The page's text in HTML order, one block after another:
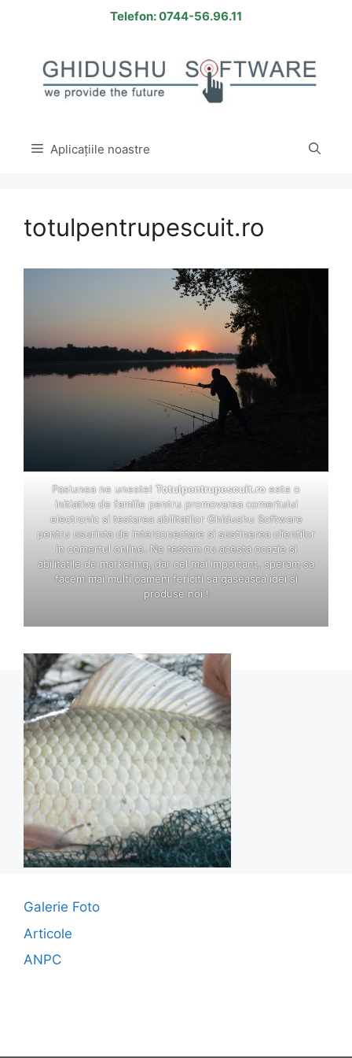
Telefon: 0744-56.96.11
Aplicațiile noastre
totulpentrupescuit.ro
Pasiunea ne uneste! Totulpentrupescuit.roeste o
initiativa de familie pentru promovarea comertului
electronic si testarea abilitatilor Ghidushu Software
pentru usurinta de interconectare si sustinerea clientilor
in comertul online. Ne testam cu acesta ocazie si
abilitatile de marketing, dar cel mai important, speram sa
facem mai multi oameni fericiti sa gaseasca idei si
produse noi !
Galerie Foto
Articole
ANPC